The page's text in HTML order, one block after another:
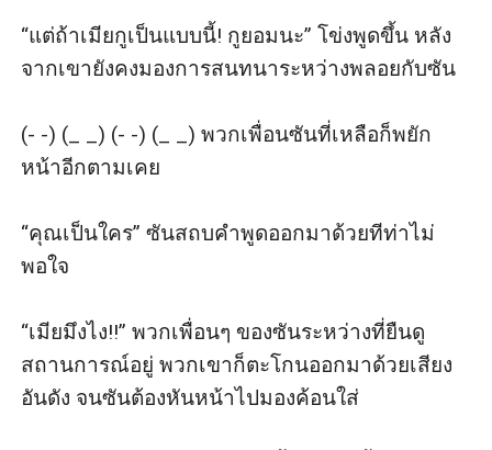
“แต่ถ้าเมียกูเป็นแบบนี้! กูยอมนะ” โข่งพูดขึ้น หลัง
จากเขายังคงมองการสนทนาระหว่างพลอยกับซัน
(- -) (_ _) (- -) (_ _) พวกเพื่อนซันที่เหลือก็พยัก
หน้าอีกตามเคย
“คุณเป็นใคร” ซันสถบคำพูดออกมาด้วยทีท่าไม่
พอใจ
“เมียมึงไง!!” พวกเพื่อนๆ ของซันระหว่างที่ยืนดู
สถานการณ์อยู่ พวกเขาก็ตะโกนออกมาด้วยเสียง
อันดัง จนซันต้องหันหน้าไปมองค้อนใส่